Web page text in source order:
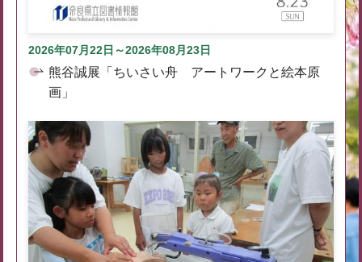
2026年07月22日～2026年08月23日
熊谷誠展「ちいさい舟 アートワークと絵本原
画」